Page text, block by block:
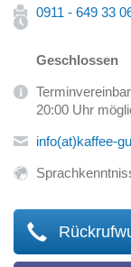
0911 - 649 33
Geschlossen
20:00 Uhr
info(at)kaffee-